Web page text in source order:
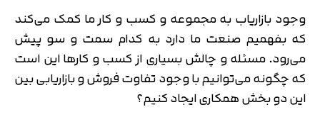
وجود بازاریاب به مجموعه و کسب و کار ما کمک می‌کند
که بفهمیم صنعت ما دارد به کدام سمت و سو پیش
می‌رود. مسئله و چالش بسیاری از کسب و کارها این است
که چگونه می‌توانیم با وجود تفاوت فروش و بازاریابی بین
این دو بخش همکاری ایجاد کنیم؟